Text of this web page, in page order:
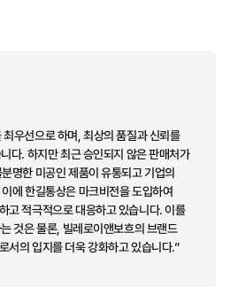
우선으로 하며, 최상의 품질과 신뢰를
다. 하지만 최근 승인되지 않은 판매처가
명한 미공인 제품이 유통되고 기업의
에 한길통상은 마크비전을 도입하여
고 적극적으로 대응하고 있습니다. 이를
것은 물론, 빌레로이앤보흐의 브랜드
서의입지를 더욱 강화하고 있습니다.”